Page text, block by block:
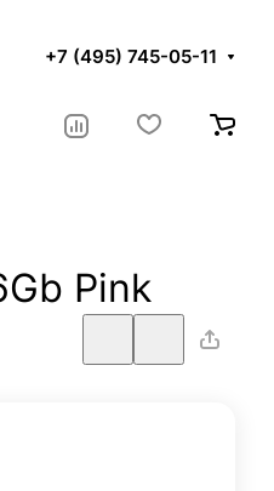
+7 (495) 745-05-11
Pink